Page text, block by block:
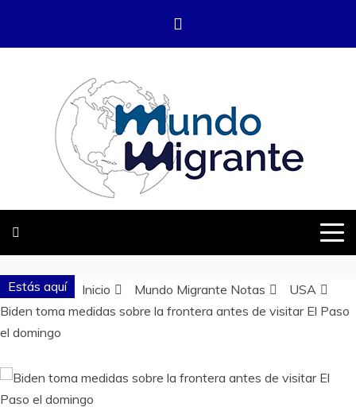
contenido
MUNDO
MIGRANTE
DONDE TODOS SOMOS MIGRANTES
Estás aquí Inicio Mundo Migrante Notas
USA
Biden toma medidas sobre la frontera antes de visitar El Paso
el domingo